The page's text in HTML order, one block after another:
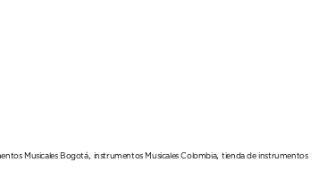
Musicales Bogotá, instrumentos Musicales Colombia,tienda de instrumentos